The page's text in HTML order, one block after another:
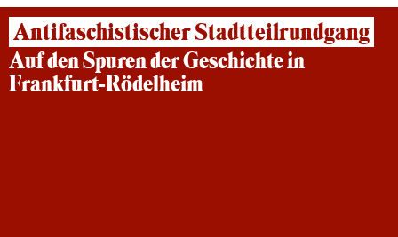
Antifaschistischer Stadtteilrundgang
Auf den Spuren der Geschichte in
Frankfurt-Rödelheim